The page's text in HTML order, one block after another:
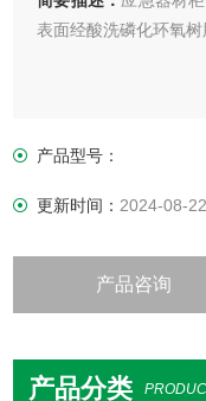
表面经酸洗磷化环氧树
产品型号：
更新时间：2024-08-22
产品咨询
产品分类